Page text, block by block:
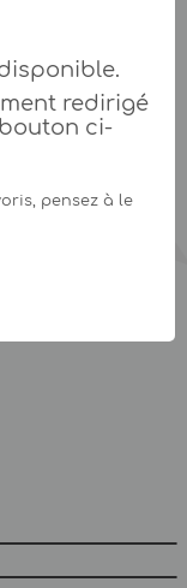
redirigé
ci-
pensez à le